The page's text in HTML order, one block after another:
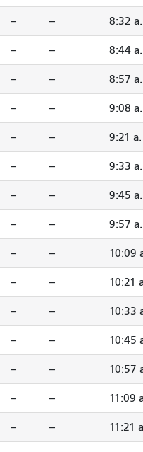
-- -- 8:32
-- -- 8:44
-- -- 8:57
-- -- 9:08
-- -- 9:21
-- -- 9:33
-- -- 9:45
-- -- 9:57
-- -- 10:09
-- -- 10:21
-- -- 10:33
-- -- 10:45
-- -- 10:57
-- -- 11:09
-- -- 11:21